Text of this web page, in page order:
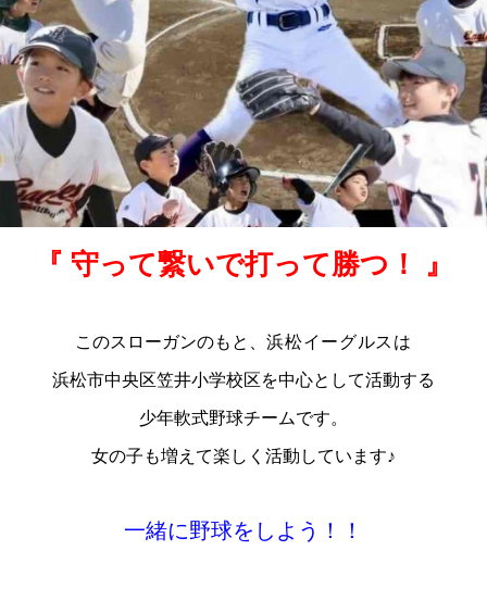
『 守って繋いで打って勝つ！ 』
このスローガンのもと、浜松イーグルスは
浜松市中央区笠井小学校区を中心として活動する
少年軟式野球チームです。
女の子も増えて楽しく活動しています♪
一緒に野球をしよう！！